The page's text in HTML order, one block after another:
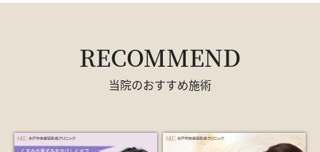
RECOMMEND
当院のおすすめ施術